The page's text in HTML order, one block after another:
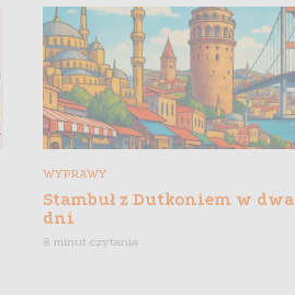
WYPRAWY
Stambuł z Dutkoniem w dwa
dni
8 minut czytania